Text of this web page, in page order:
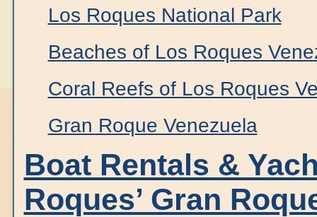
Los Roques National Park
Beaches of Los Roques
Coral Reefs of Los Roques
Gran Roque Venezuela
Boat Rentals &
Roques’ Gran